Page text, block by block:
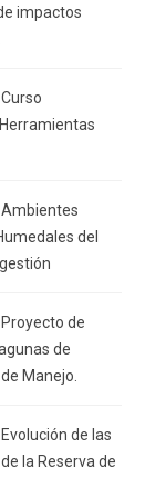
impactos
Ambientes
del
de
de
Manejo.
de las
la Reserva de